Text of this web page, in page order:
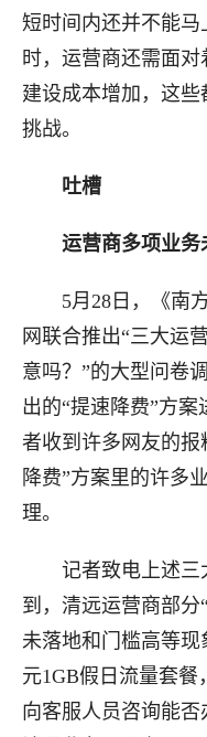
短时间内还并不能马
时，运营商还需面
建设成本增加，这
挑战。
吐槽
运营商多项业务
5月28日，《南方
网联合推出“三大运
意吗？”的大型问卷
出的“提速降费”方
者收到许多网友的报
降费”方案里的许多
理。
记者致电上述三
到，清远运营商部分
未落地和门槛高等现
元1GB假日流量套餐
向客服人员咨询能